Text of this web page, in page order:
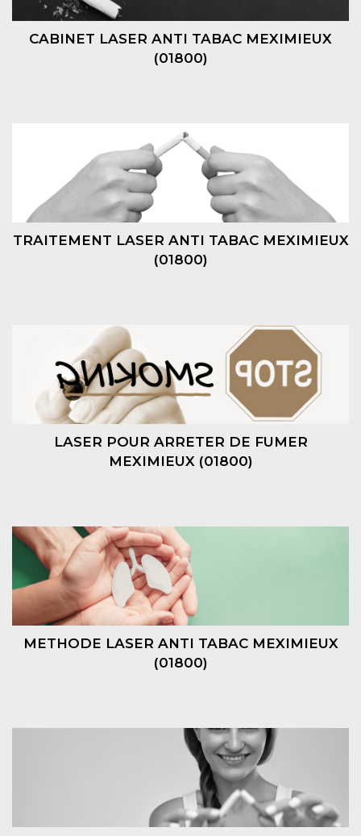
CABINET LASER ANTI TABAC MEXIMIEUX
(01800)
TRAITEMENT LASER ANTI TABAC MEXIMIEUX
(01800)
LASER POUR ARRETER DE FUMER
MEXIMIEUX (01800)
METHODE LASER ANTI TABAC MEXIMIEUX
(01800)